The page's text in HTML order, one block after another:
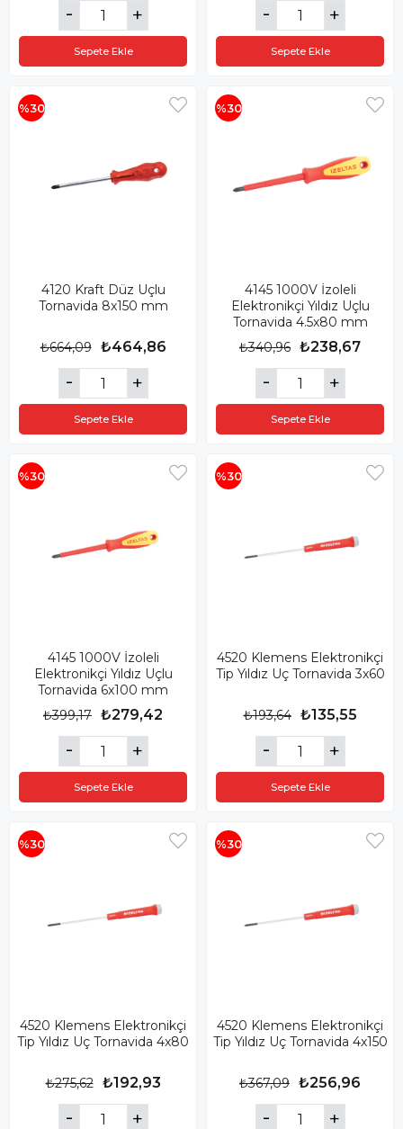
Sepete Ekle Sepete Ekle
4120 Kraft Düz Uçlu
Tornavida 8x150 mm
₺464,86
₺664,09
Sepete Ekle
%30
4145 1000V İzoleli
Elektronikçi Yıldız Uçlu
Tornavida 4.5x80 mm
₺238,67
₺340,96
Sepete Ekle
%30
4145 1000V İzoleli
Elektronikçi Yıldız Uçlu
Tornavida 6x100 mm
₺279,42
₺399,17
Sepete Ekle
%30
4520 Klemens Elektronikçi
Tip Yıldız Uç Tornavida 3x60
₺135,55
₺193,64
Sepete Ekle
%30
4520 Klemens Elektronikçi
Tip Yıldız Uç Tornavida 4x80
₺192,93
₺275,62
%30
4520 Klemens Elektronikçi
Tip Yıldız Uç Tornavida 4x150
₺256,96
₺367,09
%30